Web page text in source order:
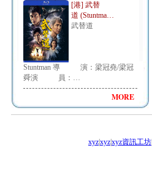
[港] 武替
道 (Stuntma…
武替道
Stuntman 導 演：梁冠堯/梁冠
舜演 員：…
MORE
xyzxyzxyz資訊工坊